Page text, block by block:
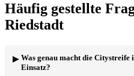
Häufig gestellte
Riedstadt
Was genau macht die Citystreife
Einsatz?